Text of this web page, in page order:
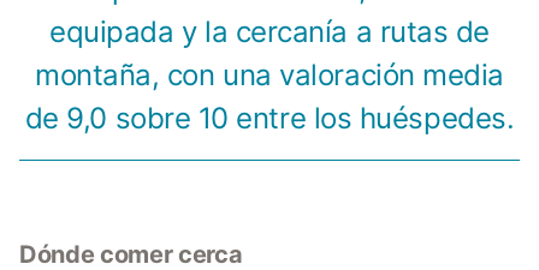
equipada y la cercanía a rutas de
montaña, con una valoración media
de 9,0 sobre 10 entre los huéspedes.
Dónde comer cerca